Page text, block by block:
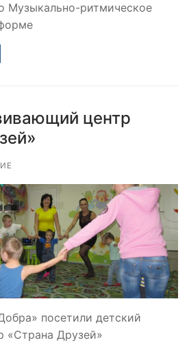
Музыкально-ритмическое
центр
посетили детский
«Страна Друзей»